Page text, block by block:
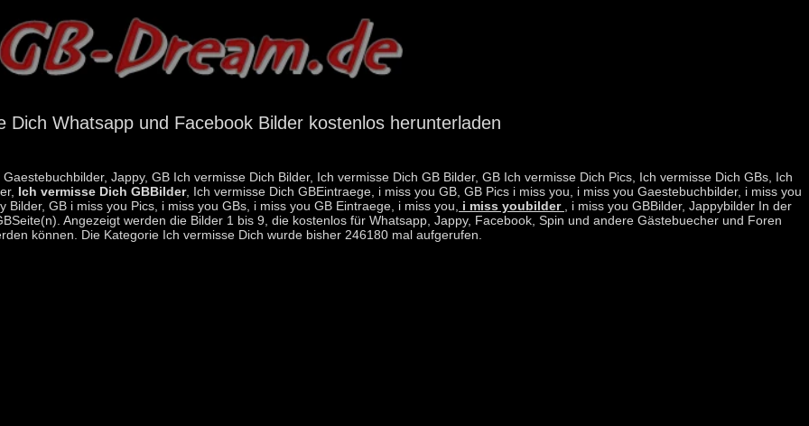
Dich Whatsapp und Facebook Bilder kostenlos herunterladen
Gaestebuchbilder, Jappy, GB Ich vermisse Dich Bilder, Ich vermisse Dich GB Bilder, GB Ich vermisse Dich Pics, Ich vermisse Dich GBs, Ich
Ich vermisse Dich GBBilder, Ich vermisse Dich GBEintraege, i miss you GB, GB Pics i miss you, i miss you Gaestebuchbilder, i miss you
GB i miss you Pics, i miss you GBs, i miss you GB Eintraege, i miss you,
i miss youbilder
, i miss you GBBilder, Jappybilder In der
Angezeigt werden die Bilder 1 bis 9, die kostenlos für Whatsapp, Jappy, Facebook, Spin und andere Gästebuecher und Foren
können. Die Kategorie Ich vermisse Dich wurde bisher 246180 mal aufgerufen.